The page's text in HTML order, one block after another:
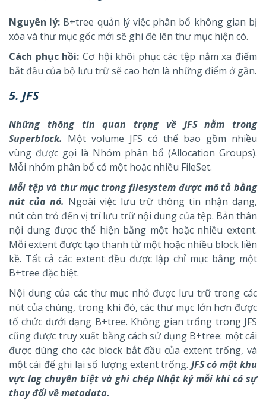
Nguyên lý: B+tree quản lý việc phân bổ không gian bị
xóa và thư mục gốc mới sẽ ghi đè lên thư mục hiện có.
Cách phục hồi: Cơ hội khôi phục các tệp nằm xa điểm
bắt đầu của bộ lưu trữ sẽ cao hơn là những điểm ở gần.
5. JFS
Những thông tin quan trọng về JFS nằm trong
Superblock. Một volume JFS có thể bao gồm nhiều
vùng được gọi là Nhóm phân bổ (Allocation Groups).
Mỗi nhóm phân bổ có một hoặc nhiều FileSet.
Mỗi tệp và thư mục trong filesystem được mô tả bằng
nút của nó. Ngoài việc lưu trữ thông tin nhận dạng,
nút còn trỏ đến vị trí lưu trữ nội dung của tệp. Bản thân
nội dung được thể hiện bằng một hoặc nhiều extent.
Mỗi extent được tạo thanh từ một hoặc nhiều block liền
kề. Tất cả các extent đều được lập chỉ mục bằng một
B+tree đặc biệt.
Nội dung của các thư mục nhỏ được lưu trữ trong các
nút của chúng, trong khi đó, các thư mục lớn hơn được
tổ chức dưới dạng B+tree. Không gian trống trong JFS
cũng được truy xuất bằng cách sử dụng B+tree: một cái
được dùng cho các block bắt đầu của extent trống, và
một cái để ghi lại số lượng extent trống.JFS có một khu
vực log chuyên biệt và ghi chép Nhật ký mỗi khi có sự
thay đổi về metadata.